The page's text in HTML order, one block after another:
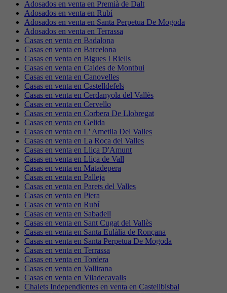
Adosados en venta en Premià de Dalt
Adosados en venta en Rubí
Adosados en venta en Santa Perpetua De Mogoda
Adosados en venta en Terrassa
Casas en venta en Badalona
Casas en venta en Barcelona
Casas en venta en Bigues I Riells
Casas en venta en Caldes de Montbui
Casas en venta en Canovelles
Casas en venta en Castelldefels
Casas en venta en Cerdanyola del Vallès
Casas en venta en Cervello
Casas en venta en Corbera De Llobregat
Casas en venta en Gelida
Casas en venta en L' Ametlla Del Valles
Casas en venta en La Roca del Valles
Casas en venta en Lliça D'Amunt
Casas en venta en Lliça de Vall
Casas en venta en Matadepera
Casas en venta en Palleja
Casas en venta en Parets del Valles
Casas en venta en Piera
Casas en venta en Rubí
Casas en venta en Sabadell
Casas en venta en Sant Cugat del Vallès
Casas en venta en Santa Eulàlia de Ronçana
Casas en venta en Santa Perpetua De Mogoda
Casas en venta en Terrassa
Casas en venta en Tordera
Casas en venta en Vallirana
Casas en venta en Viladecavalls
Chalets Independientes en venta en Castellbisbal